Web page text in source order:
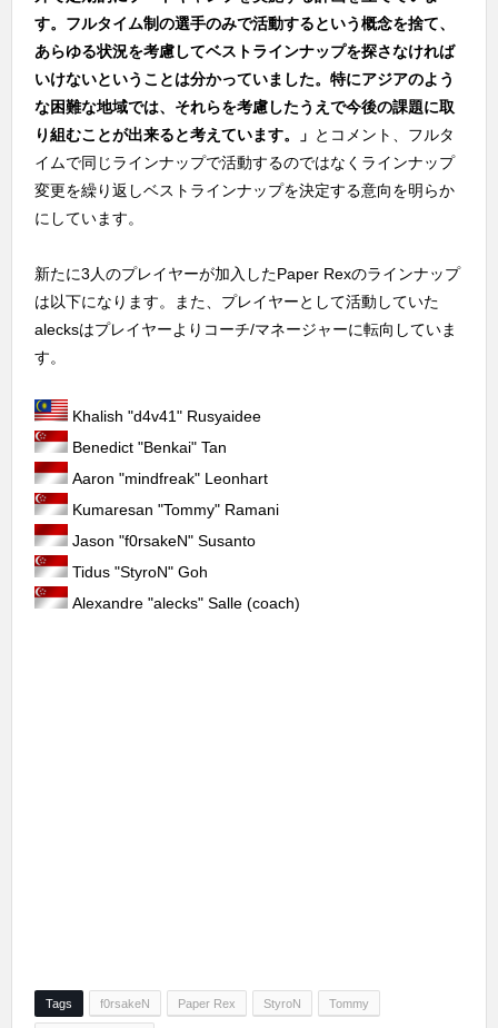
す。フルタイム制の選手のみで活動するという概念を捨て、
あらゆる状況を考慮してベストラインナップを探さなければ
いけないということは分かっていました。特にアジアのよう
な困難な地域では、それらを考慮したうえで今後の課題に取
り組むことが出来ると考えています。」 とコメント、フルタ
イムで同じラインナップで活動するのではなくラインナップ
変更を繰り返しベストラインナップを決定する意向を明らか
にしています。
新たに3人のプレイヤーが加入したPaper Rexのラインナップ
は以下になります。また、プレイヤーとして活動していた
alecksはプレイヤーよりコーチ/マネージャーに転向していま
す。
Khalish "⁠d4v41⁠" Rusyaidee
Benedict "⁠Benkai⁠" Tan
Aaron "⁠mindfreak⁠" Leonhart
Kumaresan "⁠Tommy⁠" Ramani
Jason "⁠f0rsakeN⁠" Susanto
Tidus "⁠StyroN⁠" Goh
Alexandre "⁠alecks⁠" Salle (coach)
Tags f0rsakeN Paper Rex StyroN Tommy